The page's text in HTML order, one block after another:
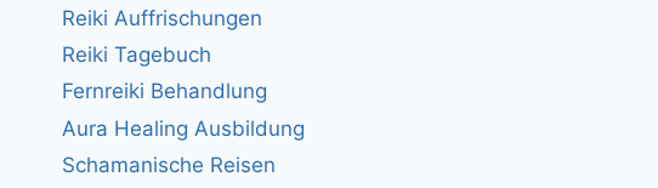
Reiki Auffrischungen
Reiki Tagebuch
Fernreiki Behandlung
Aura Healing Ausbildung
Schamanische Reisen